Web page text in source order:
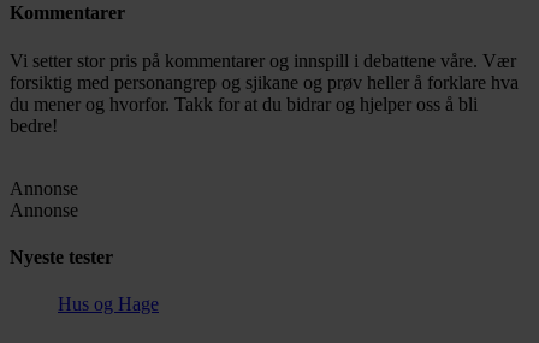
Kommentarer
Vi setter stor pris på kommentarer og innspill i debattene våre. Vær
forsiktig med personangrep og sjikane og prøv heller å forklare hva
du mener og hvorfor. Takk for at du bidrar og hjelper oss å bli
bedre!
Annonse
Annonse
Nyeste tester
Hus og Hage